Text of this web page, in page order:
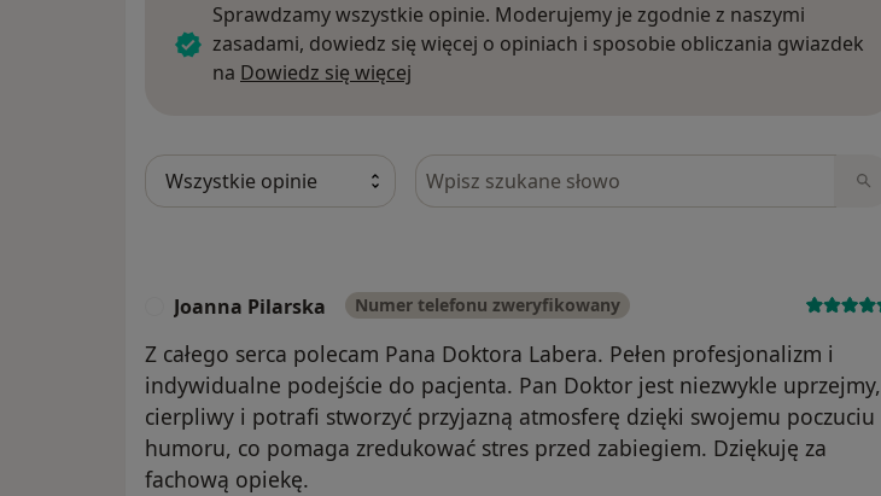
Sprawdzamy wszystkie opinie. Moderujemy je zgodnie z naszymi
zasadami, dowiedz się więcej o opiniach i sposobie obliczania gwiazdek
na Dowiedz się więcej
Szukaj w opiniach
Joanna Pilarska Numer telefonu zweryfikowany
Z całego serca polecam Pana Doktora Labera. Pełen profesjonalizm i
indywidualne podejście do pacjenta. Pan Doktor jest niezwykle uprzejmy,
cierpliwy i potrafi stworzyć przyjazną atmosferę dzięki swojemu poczuciu
humoru, co pomaga zredukować stres przed zabiegiem. Dziękuję za
fachową opiekę.